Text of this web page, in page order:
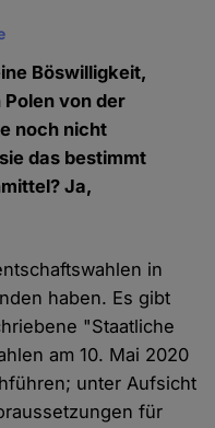
Böswilligkeit,
Polen von der
noch nicht
das bestimmt
Ja,
in
haben. Es gibt
"Staatliche
am 10. Mai 2020
unter Aufsicht
für